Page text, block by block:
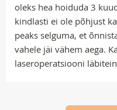
oleks hea hoiduda 3
kindlasti ei ole põhjust
peaks selguma, et
vahele jäi vähem aega.
laseroperatsiooni